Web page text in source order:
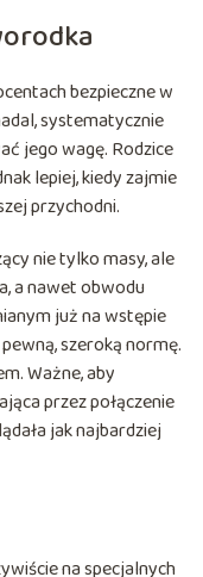
bezpieczne w
systematycznie
jego wagę. Rodzice
lepiej, kiedy zajmie
przychodni.
nie tylko masy, ale
a nawet obwodu
już na wstępie
szeroką normę.
Ważne, aby
przez połączenie
jak najbardziej
na specjalnych